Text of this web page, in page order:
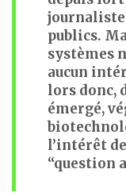
publics.
systèmes
aucun
lors donc,
émergé,
l’intérêt
“question